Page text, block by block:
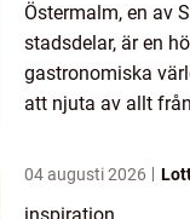
Östermalm, en av
stadsdelar, är en
gastronomiska
att njuta av allt
04 augusti 2026